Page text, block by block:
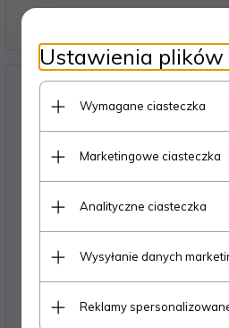
Ustawienia plików
Wymagane ciasteczka
Marketingowe ciasteczka
Analityczne ciasteczka
Wysyłanie danych
Reklamy